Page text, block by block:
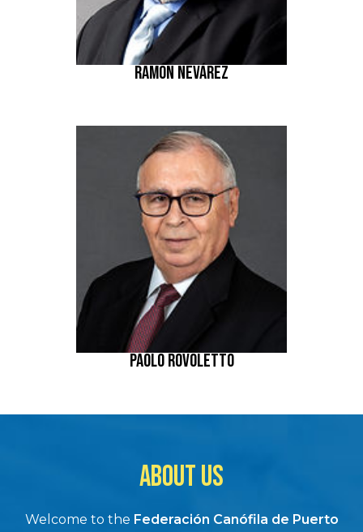
RAMÓN NEVÁREZ
PAOLO ROVOLETTO
ABOUT US
Welcome to the Federación Canófila de Puerto